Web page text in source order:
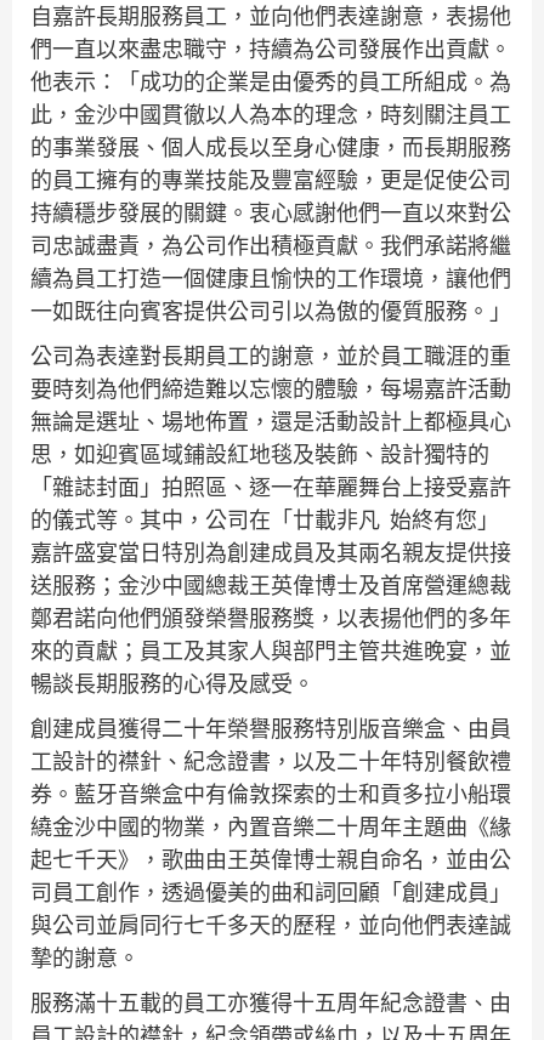
自嘉許長期服務員工，並向他們表達謝意，表揚他
們一直以來盡忠職守，持續為公司發展作出貢獻。
他表示：「成功的企業是由優秀的員工所組成。為
此，金沙中國貫徹以人為本的理念，時刻關注員工
的事業發展、個人成長以至身心健康，而長期服務
的員工擁有的專業技能及豐富經驗，更是促使公司
持續穩步發展的關鍵。衷心感謝他們一直以來對公
司忠誠盡責，為公司作出積極貢獻。我們承諾將繼
續為員工打造一個健康且愉快的工作環境，讓他們
一如既往向賓客提供公司引以為傲的優質服務。」
公司為表達對長期員工的謝意，並於員工職涯的重
要時刻為他們締造難以忘懷的體驗，每場嘉許活動
無論是選址、場地佈置，還是活動設計上都極具心
思，如迎賓區域鋪設紅地毯及裝飾、設計獨特的
「雜誌封面」拍照區、逐一在華麗舞台上接受嘉許
的儀式等。其中，公司在「廿載非凡 始終有您」
嘉許盛宴當日特別為創建成員及其兩名親友提供接
送服務；金沙中國總裁王英偉博士及首席營運總裁
鄭君諾向他們頒發榮譽服務獎，以表揚他們的多年
來的貢獻；員工及其家人與部門主管共進晚宴，並
暢談長期服務的心得及感受。
創建成員獲得二十年榮譽服務特別版音樂盒、由員
工設計的襟針、紀念證書，以及二十年特別餐飲禮
券。藍牙音樂盒中有倫敦探索的士和貢多拉小船環
繞金沙中國的物業，內置音樂二十周年主題曲《緣
起七千天》，歌曲由王英偉博士親自命名，並由公
司員工創作，透過優美的曲和詞回顧「創建成員」
與公司並肩同行七千多天的歷程，並向他們表達誠
摯的謝意。
服務滿十五載的員工亦獲得十五周年紀念證書、由